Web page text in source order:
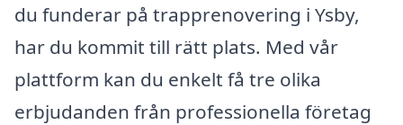
du funderar på trapprenovering i Ysby,
har du kommit till rätt plats. Med vår
plattform kan du enkelt få tre olika
erbjudanden från professionella företag